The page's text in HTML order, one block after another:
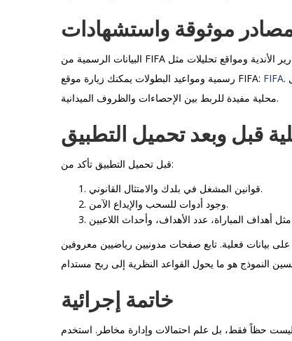
موثوقة واستشهادات
البيانات الرسمية من FIFA وتقارير الأندية ومواقع تحليلات مثل Opta وStatsBomb توفر قواعد بيانات يمكن استخدامها لبناء نموذج. للاطلاع على بيانات
رسمية ومواعيد البطولات يمكنك زيارة موقع FIFA: FIFA. في العالم العربي، مواقع مثل Kooora ومتابعات الإعلاميين أمثال أحمد شوبير توفر تحليلات
محلية مفيدة للربط بين الإحصاءات والظروف الميدانية.
قبل وبعد تحميل التطبيق
قبل تحميل التطبيق تأكد من:
قوانين المشغل في بلدك والامتثال القانوني.
وجود أدوات للسحب والإيداع الآمن.
بيانات فعلية. تابع صفحات مدونيين رياضيين معروفين
خاتمة إجرائية
ليست حظاً فقط، بل علم احتمالات وإدارة مخاطر. استخدم